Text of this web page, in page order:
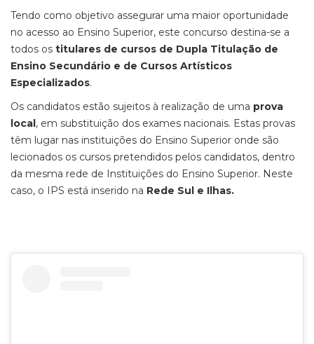
Tendo como objetivo assegurar uma maior oportunidade
no acesso ao Ensino Superior, este concurso destina-se a
todos os titulares de cursos de Dupla Titulação de
Ensino Secundário e de Cursos Artísticos
Especializados.
Os candidatos estão sujeitos à realização de uma prova
local, em substituição dos exames nacionais. Estas provas
têm lugar nas instituições do Ensino Superior onde são
lecionados os cursos pretendidos pelos candidatos, dentro
da mesma rede de Instituições do Ensino Superior. Neste
caso, o IPS está inserido na Rede Sul e Ilhas.